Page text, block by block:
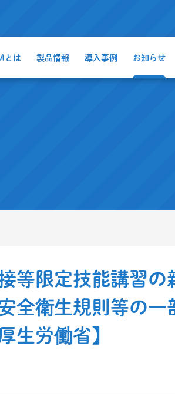
とは 製品情報 導入事例 お知らせ
等限定技能講習の
全衛生規則等の
生労働省】